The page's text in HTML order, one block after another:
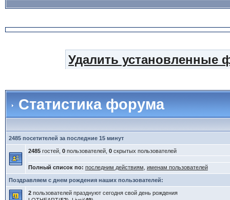
Удалить установленные
Статистика форума
2485 посетителей за последние 15 минут
2485гостей, 0пользователей, 0скрытых пользователей
Полный список по: последним действиям именам пользователей
Поздравляем с днем рождения наших пользователей:
2пользователей празднуют сегодня свой день рождения